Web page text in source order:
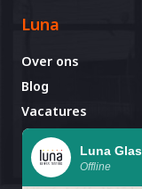
Luna
Over ons
Blog
Vacatures
Contact
Luna
Offline